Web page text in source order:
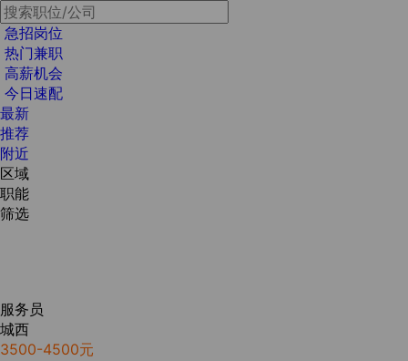
急招岗位
热门兼职
高薪机会
今日速配
最新
推荐
附近
区域
职能
筛选
服务员
城西
3500-4500元